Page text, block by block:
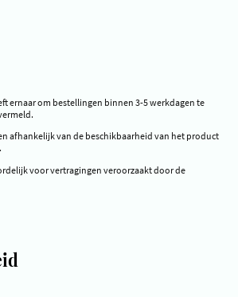
ernaar om bestellingen binnen 3-5 werkdagen te
afhankelijk van de beschikbaarheid van het product
voor vertragingen veroorzaakt door de